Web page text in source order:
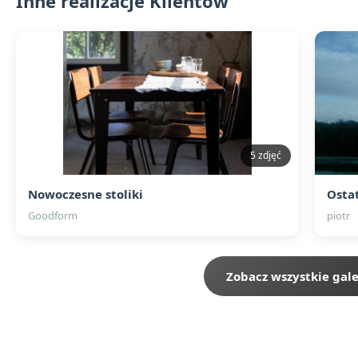
5 zdjęć
Nowoczesne stoliki
Goodform piotr
Zobacz wszystkie